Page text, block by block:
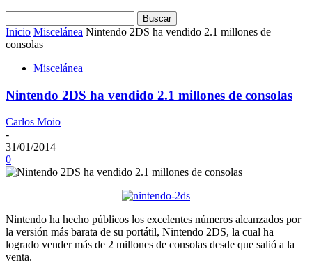
Inicio Miscelánea Nintendo 2DS ha vendido 2.1 millones de
consolas
Miscelánea
Nintendo 2DS ha vendido 2.1 millones de consolas
Carlos Moio
-
31/01/2014
0
Nintendo ha hecho públicos los excelentes números alcanzados por
la versión más barata de su portátil, Nintendo 2DS, la cual ha
logrado vender más de 2 millones de consolas desde que salió a la
venta.